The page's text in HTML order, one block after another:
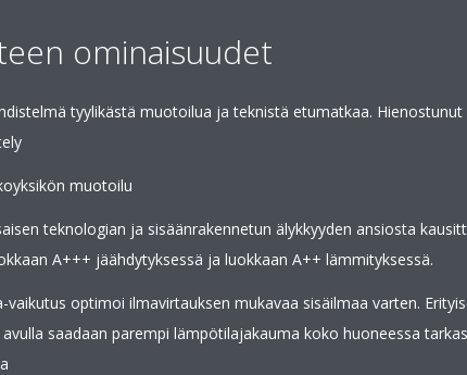
ominaisuudet
tyylikästä muotoilua ja teknistä etumatkaa.
muotoilu
teknologian ja sisäänrakennetun älykkyyden ansiosta
A+++ jäähdytyksessä ja luokkaan A++ lämmityksessä.
vaikutus optimoi ilmavirtauksen mukavaa sisäilmaa varten.
saadaan parempi lämpötilajakauma koko huoneessa